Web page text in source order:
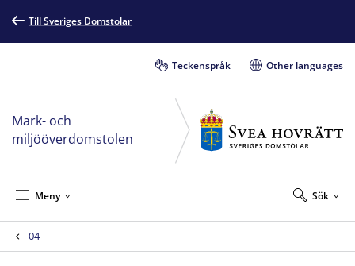
Till Sveriges Domstolar
Teckenspråk Other languages
Mark- och
miljööverdomstolen
Sök
Meny
04